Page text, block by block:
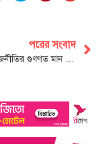
পরের সংবাদ
রাজনীতির গুণগত মান পরিবর্তন করতে হবে : এস এম জিলানী